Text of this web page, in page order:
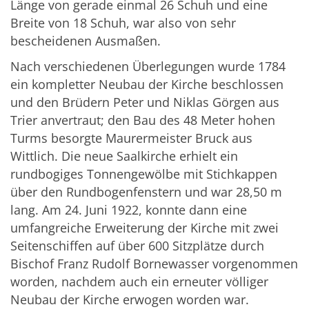
Länge von gerade einmal 26 Schuh und eine
Breite von 18 Schuh, war also von sehr
bescheidenen Ausmaßen.
Nach verschiedenen Überlegungen wurde 1784
ein kompletter Neubau der Kirche beschlossen
und den Brüdern Peter und Niklas Görgen aus
Trier anvertraut; den Bau des 48 Meter hohen
Turms besorgte Maurermeister Bruck aus
Wittlich. Die neue Saalkirche erhielt ein
rundbogiges Tonnengewölbe mit Stichkappen
über den Rundbogenfenstern und war 28,50 m
lang. Am 24. Juni 1922, konnte dann eine
umfangreiche Erweiterung der Kirche mit zwei
Seitenschiffen auf über 600 Sitzplätze durch
Bischof Franz Rudolf Bornewasser vorgenommen
worden, nachdem auch ein erneuter völliger
Neubau der Kirche erwogen worden war.